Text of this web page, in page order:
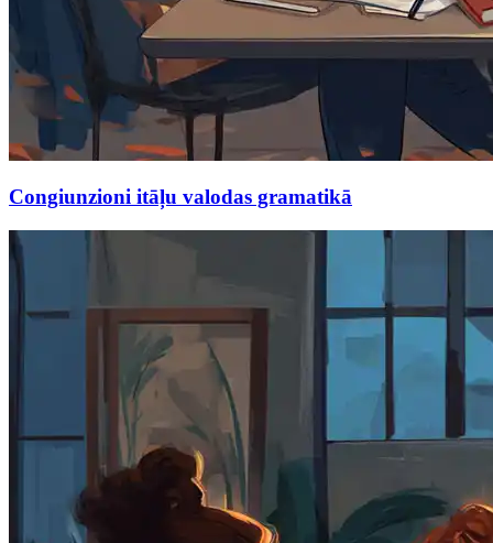
Congiunzioni itāļu valodas gramatikā